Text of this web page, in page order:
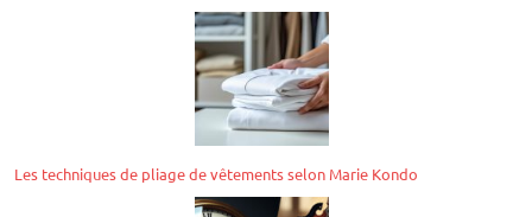
Les techniques de pliage de vêtements selon Marie Kondo